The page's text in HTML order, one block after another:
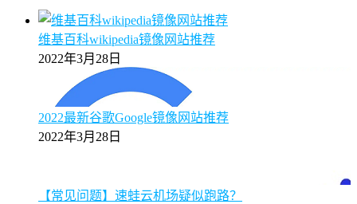
维基百科wikipedia镜像网站推荐
2022年3月28日
2022最新谷歌Google镜像网站推荐
2022年3月28日
【常见问题】速蛙云机场疑似跑路？